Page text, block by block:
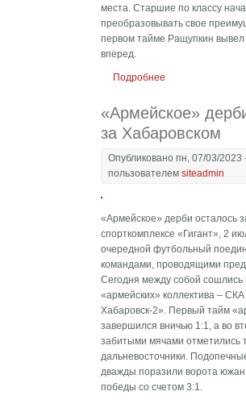
места. Старшие по классу
преобразовывать свое
первом тайме Ращупкин вывел
вперед.
Подробнее
«Армейское»
за Хабаровском
Опубликовано пн, 07/03/2023
пользователемsiteadmin
«Армейское» дерби осталось
спорткомплексе «Гигант», 2
очередной футбольный
командами, проводящими
Сегодня между собой сошлись
«армейских» коллектива –
Хабаровск-2». Первый тайм
завершился вничью 1:1, а во
забитыми мячами отметились
дальневосточники.
дважды поразили ворота
победы со счетом 3:1.